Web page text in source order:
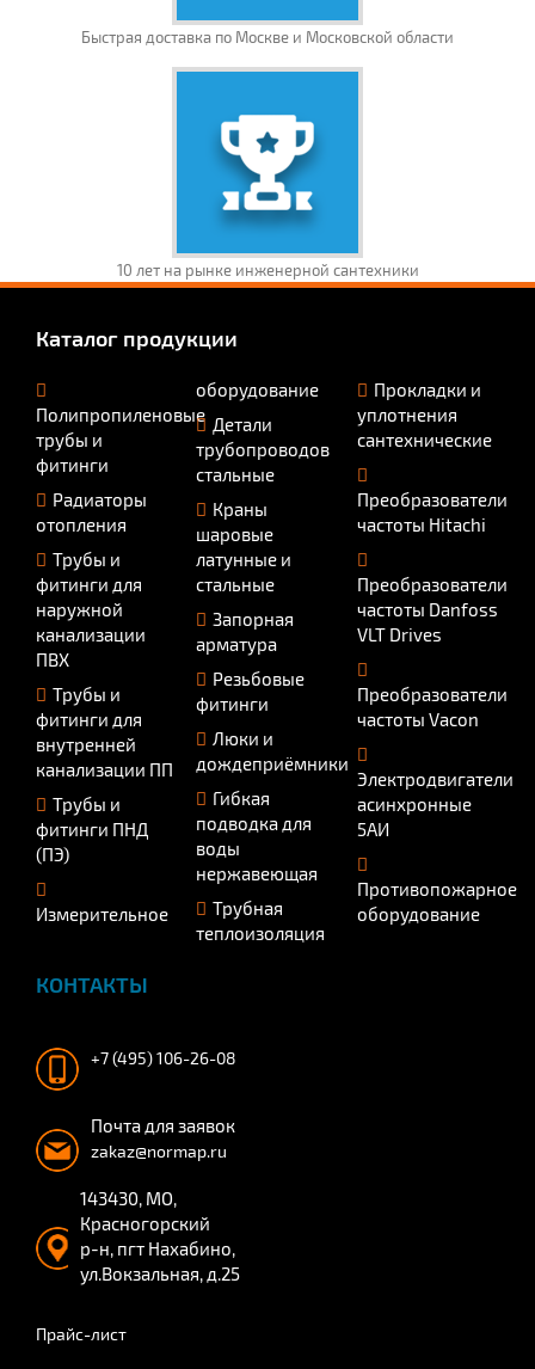
Быстрая доставка по Москве и Московской области
10 лет на рынке инженерной сантехники
Каталог продукции
Полипропиленовые
трубы и
фитинги
Радиаторы
отопления
Трубы и
фитинги для
наружной
канализации
ПВХ
Трубы и
фитинги для
внутренней
канализации ПП
Трубы и
фитинги ПНД
(ПЭ)
Измерительное
оборудование
Детали
трубопроводов
стальные
Краны
шаровые
латунные и
стальные
Запорная
арматура
Резьбовые
фитинги
Люки и
дождеприёмники
Гибкая
подводка для
воды
нержавеющая
Трубная
теплоизоляция
Прокладки и
уплотнения
сантехнические
Преобразователи
частоты Hitachi
Преобразователи
частоты Danfoss
VLT Drives
Преобразователи
частоты Vacon
Электродвигатели
асинхронные
5АИ
Противопожарное
оборудование
КОНТАКТЫ
+7 (495) 106-26-08
Почта для заявок
zakaz@normap.ru
143430, МО,
Красногорский
р-н, пгт Нахабино,
ул.Вокзальная, д.25
Прайс-лист